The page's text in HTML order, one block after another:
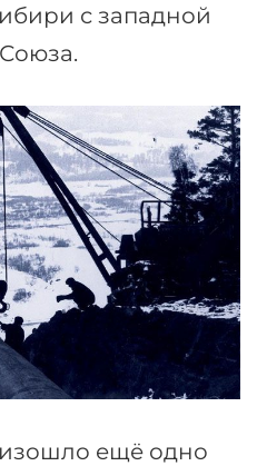
с западной
ещё одно